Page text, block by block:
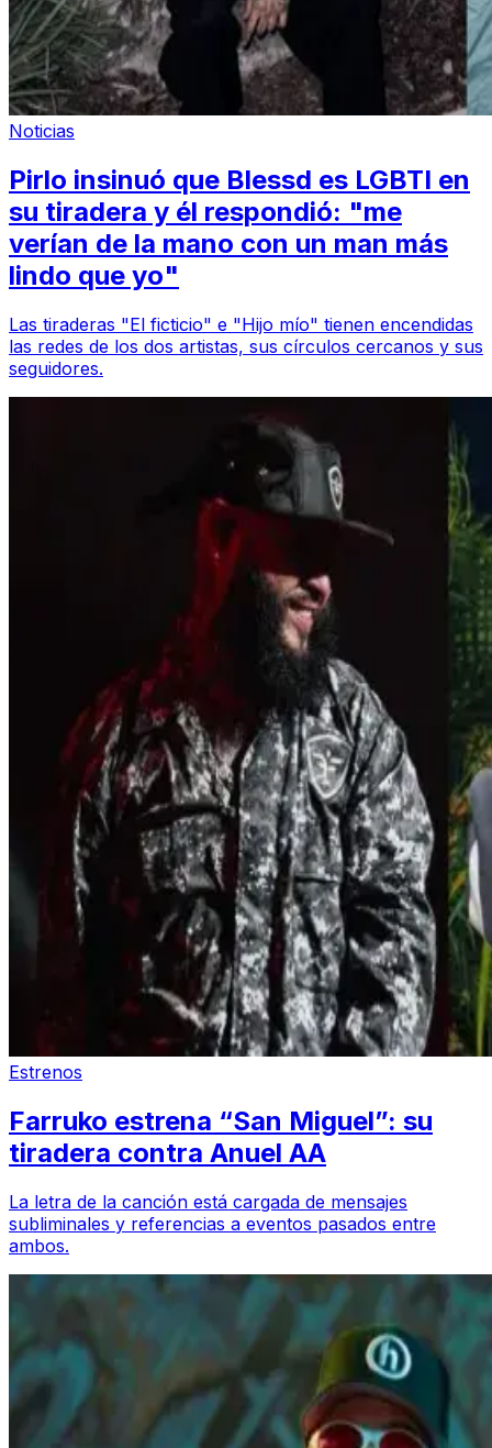
Noticias
Pirlo insinuó que Blessd es LGBTI en
su tiradera y él respondió: "me
verían de la mano con un man más
lindo que yo"
Las tiraderas "El ficticio" e "Hijo mío" tienen encendidas
las redes de los dos artistas, sus círculos cercanos y sus
seguidores.
Estrenos
Farruko estrena “San Miguel”: su
tiradera contra Anuel AA
La letra de la canción está cargada de mensajes
subliminales y referencias a eventos pasados entre
ambos.